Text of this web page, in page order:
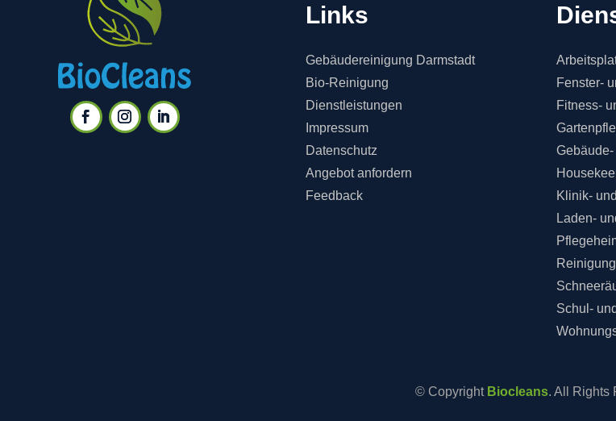
Links
Gebäudereinigung Darmstadt
Bio-Reinigung
Dienstleistungen
Impressum
Datenschutz
Angebot anfordern
Feedback
Fenster-
Fitness-
Klinik-
Laden-
Schul-
© Copyright Biocleans. All Rights